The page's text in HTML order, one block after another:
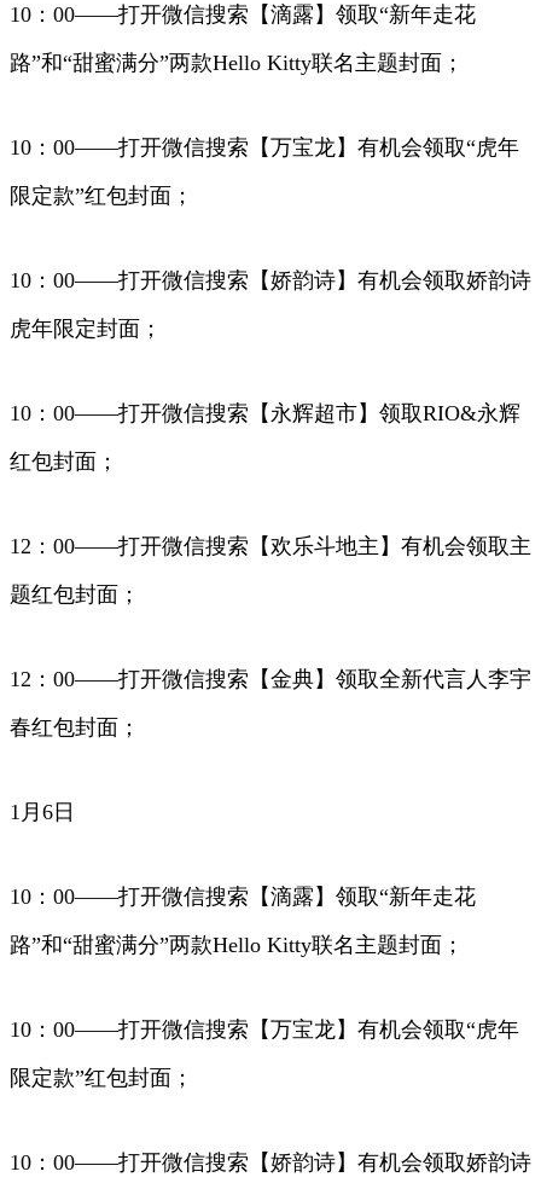
10：00——打开微信搜索【滴露】领取“新年走花
路”和“甜蜜满分”两款Hello Kitty联名主题封面；
10：00——打开微信搜索【万宝龙】有机会领取“虎年
限定款”红包封面；
10：00——打开微信搜索【娇韵诗】有机会领取娇韵诗
虎年限定封面；
10：00——打开微信搜索【永辉超市】领取RIO&永辉
红包封面；
12：00——打开微信搜索【欢乐斗地主】有机会领取主
题红包封面；
12：00——打开微信搜索【金典】领取全新代言人李宇
春红包封面；
1月6日
10：00——打开微信搜索【滴露】领取“新年走花
路”和“甜蜜满分”两款Hello Kitty联名主题封面；
10：00——打开微信搜索【万宝龙】有机会领取“虎年
限定款”红包封面；
10：00——打开微信搜索【娇韵诗】有机会领取娇韵诗